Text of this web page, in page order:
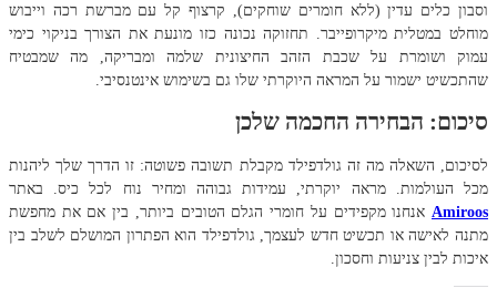
וסבון כלים עדין (ללא חומרים שוחקים), קרצוף קל עם מברשת רכה וייבוש
מוחלט במטלית מיקרופייבר. תחזוקה נכונה כזו מונעת את הצורך בניקוי כימי
עמוק ושומרת על שכבת הזהב החיצונית שלמה ומבריקה, מה שמבטיח
שהתכשיט ישמור על המראה היוקרתי שלו גם בשימוש אינטנסיבי.
סיכום: הבחירה החכמה שלכן
לסיכום, השאלה מה זה גולדפילד מקבלת תשובה פשוטה: זו הדרך שלך ליהנות
מכל העולמות. מראה יוקרתי, עמידות גבוהה ומחיר נוח לכל כיס. באתר
Amiroos אנחנו מקפידים על חומרי הגלם הטובים ביותר, בין אם את מחפשת
מתנה לאישה או תכשיט חדש לעצמך, גולדפילד הוא הפתרון המושלם לשלב בין
איכות לבין צניעות וחסכון.